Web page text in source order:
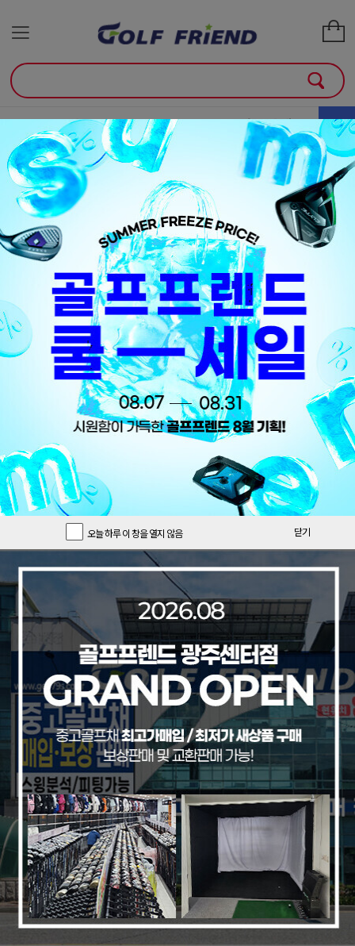
+
골프클럽 골프용품 매장안내 소
오늘 하루 이 창을 열지 않음 닫기
오늘의 특가
기간한정 클럽 기간한정 용품 추천 중고풀세트